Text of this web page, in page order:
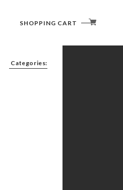
SHOPPING CART
Categories: